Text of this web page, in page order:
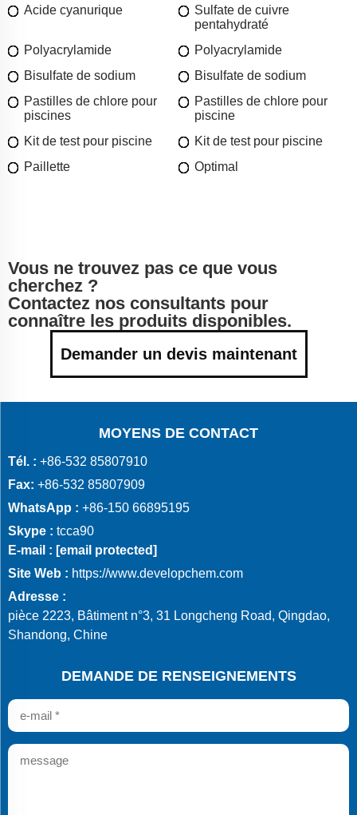
Acide cyanurique
Sulfate de cuivre
pentahydraté
Polyacrylamide
Polyacrylamide
Bisulfate de sodium
Bisulfate de sodium
Pastilles de chlore pour
piscines
Pastilles de chlore pour
piscine
Kit de test pour piscine
Kit de test pour piscine
Paillette
Optimal
Vous ne trouvez pas ce que vous
cherchez ?
Contactez nos consultants pour
connaître les produits disponibles.
Demander un devis maintenant
MOYENS DE CONTACT
Tél. : +86-532 85807910
Fax: +86-532 85807909
WhatsApp : +86-150 66895195
Skype : tcca90
E-mail : [email protected]
Site Web : https://www.developchem.com
Adresse :
pièce 2223, Bâtiment n°3, 31 Longcheng Road, Qingdao,
Shandong, Chine
DEMANDE DE RENSEIGNEMENTS